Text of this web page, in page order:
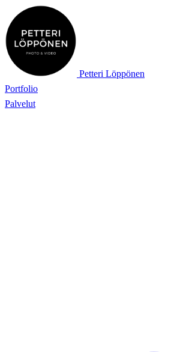
Petteri Löppönen
Portfolio
Palvelut